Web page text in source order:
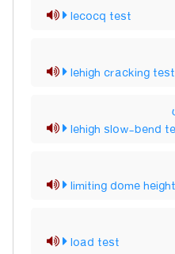
lecocq test
lehigh cracking test
lehigh slow-bend
limiting dome
load test